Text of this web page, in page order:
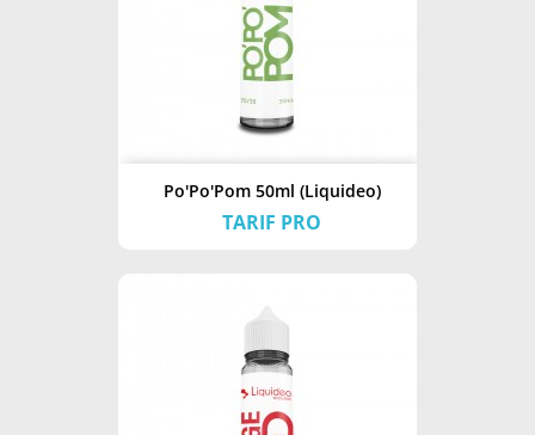
Po'Po'Pom 50ml (Liquideo)
TARIF PRO